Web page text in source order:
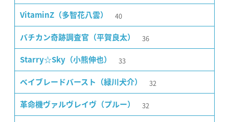
VitaminZ（多智花八雲） 40
バチカン奇跡調査官（平賀良太） 36
Starry☆Sky（小熊伸也） 33
ベイブレードバースト（緑川犬介） 32
革命機ヴァルヴレイヴ（プルー） 32